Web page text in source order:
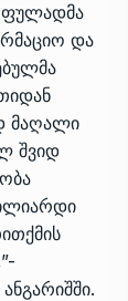
ფულადმა
და
მაღალი
შვიდ